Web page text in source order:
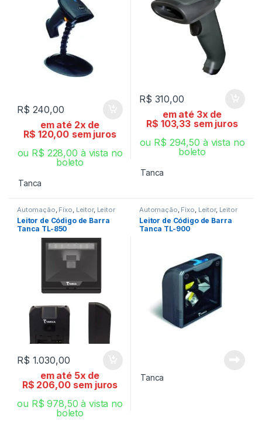
R$ 240,00
em até 2x de
R$ 120,00 sem juros
ou R$ 228,00 à vista no
boleto
Tanca
R$ 310,00
em até 3x de
R$ 103,33 sem juros
ou R$ 294,50 à vista no
boleto
Tanca
Automação, Fixo, Leitor, Leitor
de Código de Barra
Leitor de Código de Barra
Tanca TL-850
R$ 1.030,00
em até 5x de
R$ 206,00 sem juros
ou R$ 978,50 à vista no
boleto
Automação, Fixo, Leitor, Leitor
de Código de Barra
Leitor de Código de Barra
Tanca TL-900
Tanca